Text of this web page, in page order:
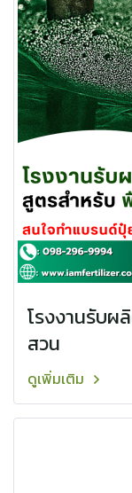
โรงงานรับผ
สวน
ดูเพิ่มเติม